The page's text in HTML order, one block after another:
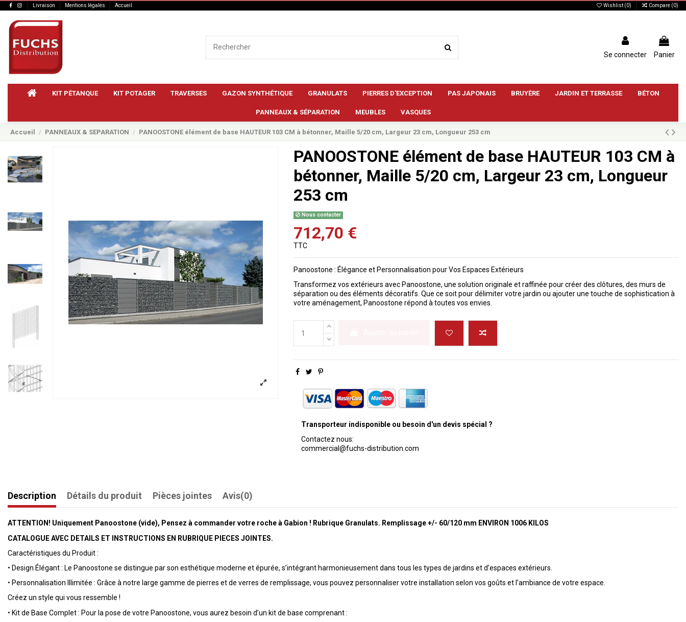
Livraison Mentions légales Accueil Wishlist (0) Compare (0)
Se connecter Panier
KIT PÉTANQUE KIT POTAGER TRAVERSES GAZON SYNTHÉTIQUE GRANULATS PIERRES D'EXCEPTION PAS JAPONAIS BRUYÈRE JARDIN ET TERRASSE BÉTON
PANNEAUX & SÉPARATION MEUBLES VASQUES
Accueil PANNEAUX & SEPARATION PANOOSTONE élément de base HAUTEUR 103 CM à bétonner, Maille 5/20 cm, Largeur 23 cm, Longueur 253 cm
PANOOSTONE élément de base HAUTEUR 103 CM à
bétonner, Maille 5/20 cm, Largeur 23 cm, Longueur
253 cm
Nous contacter
712,70 €
TTC
Panoostone : Élégance et Personnalisation pour Vos Espaces Extérieurs
Transformez vos extérieurs avec Panoostone, une solution originale et raffinée pour créer des clôtures, des murs de
séparation ou des éléments décoratifs. Que ce soit pour délimiter votre jardin ou ajouter une touche de sophistication à
votre aménagement, Panoostone répond à toutes vos envies.
Transporteur indisponible ou besoin d'un devis spécial ?
Contactez nous:
commercial@fuchs-distribution.com
Description Détails du produit Pièces jointes Avis(0)
ATTENTION! Uniquement Panoostone (vide), Pensez à commander votre roche à Gabion ! Rubrique Granulats. Remplissage +/- 60/120 mm ENVIRON 1006 KILOS
CATALOGUE AVEC DETAILS ET INSTRUCTIONS EN RUBRIQUE PIECES JOINTES.
Caractéristiques du Produit :
• Design Élégant : Le Panoostone se distingue par son esthétique moderne et épurée, s’intégrant harmonieusement dans tous les types de jardins et d’espaces extérieurs.
• Personnalisation Illimitée : Grâce à notre large gamme de pierres et de verres de remplissage, vous pouvez personnaliser votre installation selon vos goûts et l’ambiance de votre espace.
Créez un style qui vous ressemble !
• Kit de Base Complet : Pour la pose de votre Panoostone, vous aurez besoin d’un kit de base comprenant :